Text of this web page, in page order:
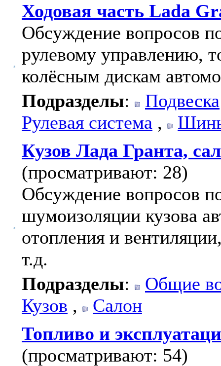
Ходовая часть Lada
Обсуждение вопросов
рулевому управлению,
колёсным дискам
Подразделы:
Подвеска
Рулевая система ,
Кузов Лада Гранта,
(просматривают: 28)
Обсуждение вопросов
шумоизоляции кузова
отопления и
т.д.
Подразделы:
Общие
Кузов ,
Салон
Топливо и
(просматривают: 54)